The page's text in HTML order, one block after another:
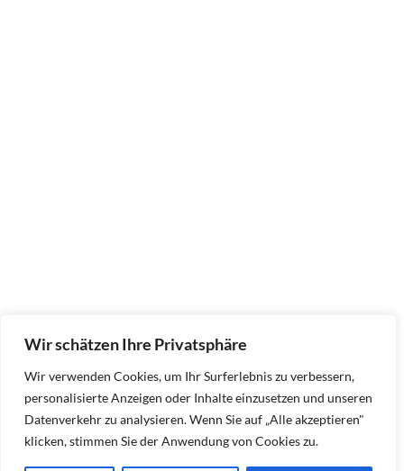
Wir schätzen Ihre Privatsphäre
Wir verwenden Cookies, um Ihr Surferlebnis zu verbessern,
personalisierte Anzeigen oder Inhalte einzusetzen und unseren
Datenverkehr zu analysieren. Wenn Sie auf „Alle akzeptieren"
klicken, stimmen Sie der Anwendung von Cookies zu.